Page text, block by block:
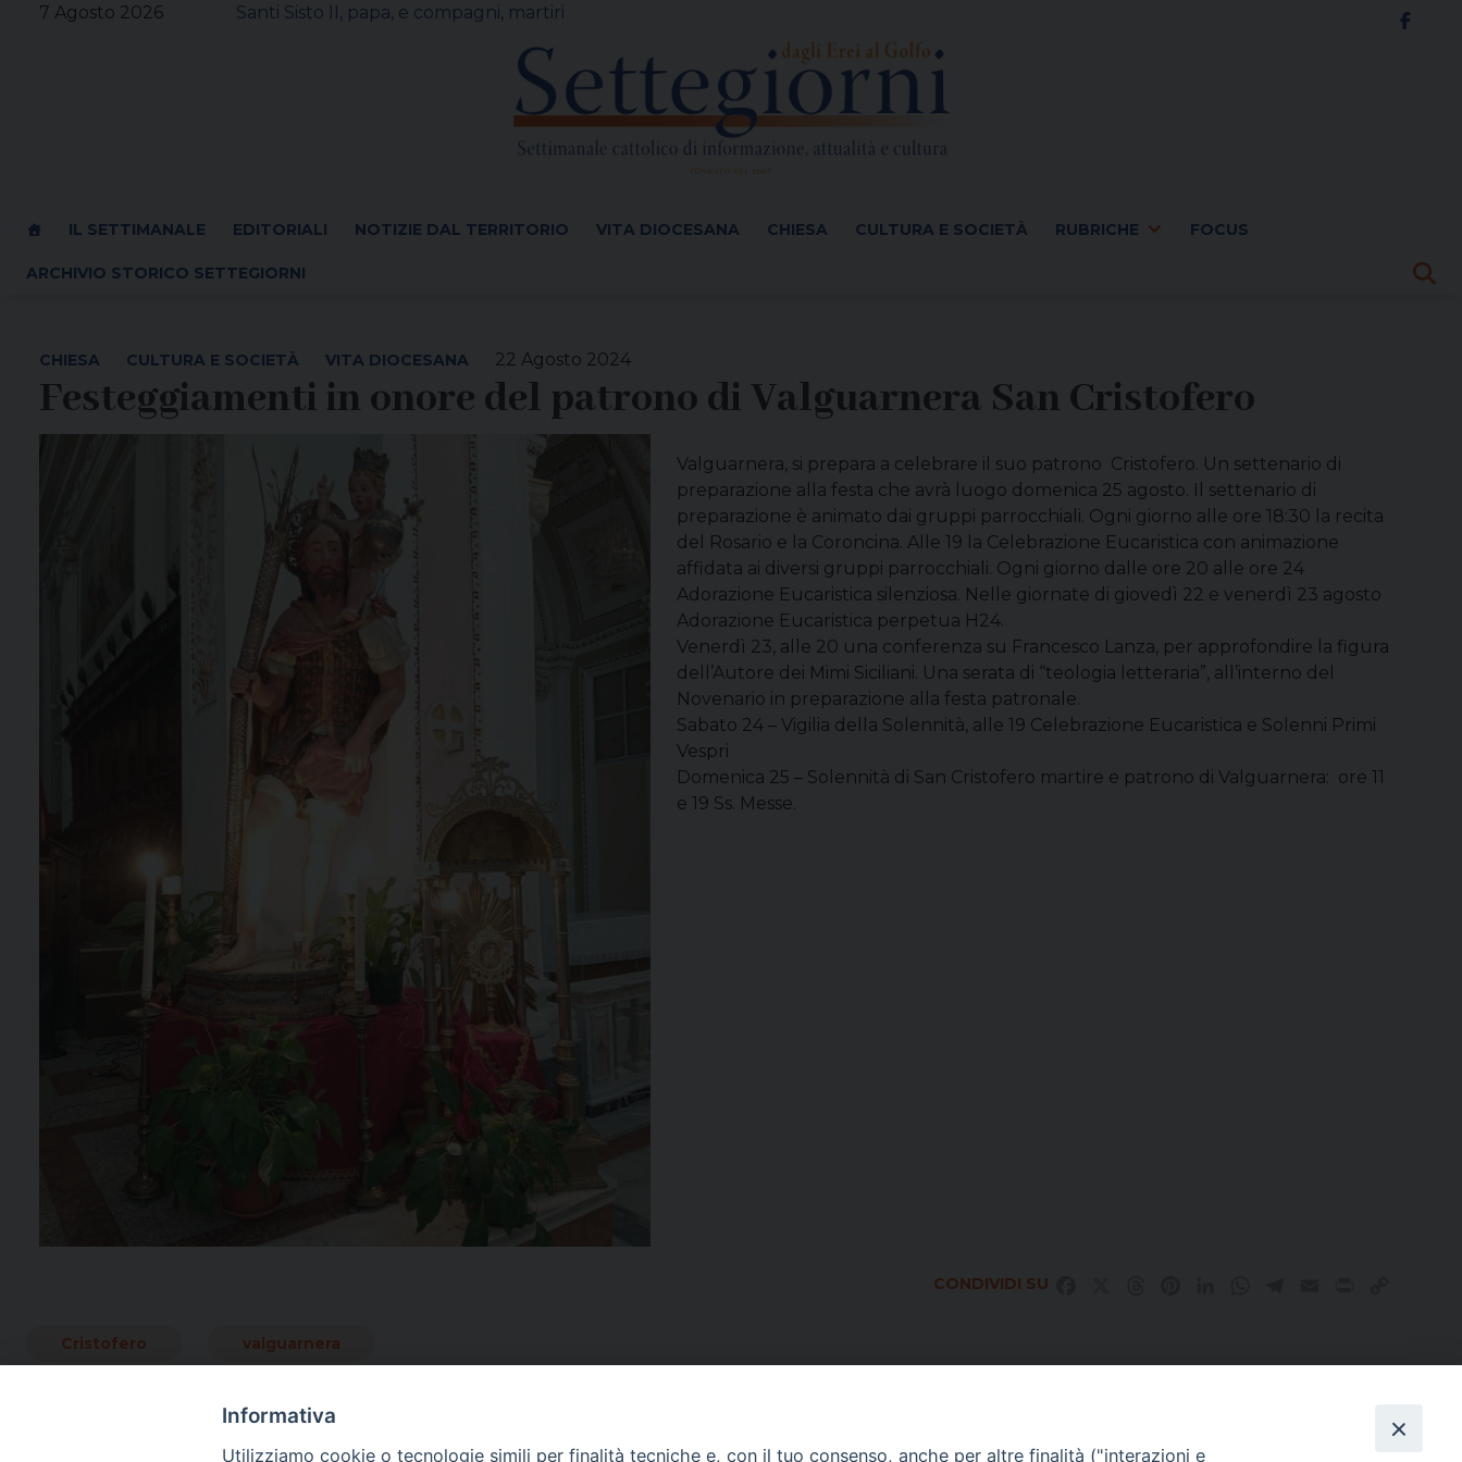
7 Agosto 2026 Santi Sisto II, papa, e compagni, martiri
IL SETTIMANALE EDITORIALI NOTIZIE DAL TERRITORIO VITA DIOCESANA CHIESA CULTURA E SOCIETÀ RUBRICHE FOCUS
ARCHIVIO STORICO SETTEGIORNI
22 Agosto 2024
CHIESA CULTURA E SOCIETÀ VITA DIOCESANA
Festeggiamenti in onore del patrono di Valguarnera San Cristofero
Valguarnera, si prepara a celebrare il suo patrono Cristofero. Un settenario di
preparazione alla festa che avrà luogo domenica 25 agosto. Il settenario di
preparazione è animato dai gruppi parrocchiali. Ogni giorno alle ore 18:30 la recita
del Rosario e la Coroncina. Alle 19 la Celebrazione Eucaristica con animazione
affidata ai diversi gruppi parrocchiali. Ogni giorno dalle ore 20 alle ore 24
Adorazione Eucaristica silenziosa. Nelle giornate di giovedì 22 e venerdì 23 agosto
Adorazione Eucaristica perpetua H24.
Venerdì 23, alle 20 una conferenza su Francesco Lanza, per approfondire la figura
dell’Autore dei Mimi Siciliani. Una serata di “teologia letteraria”, all’interno del
Novenario in preparazione alla festa patronale.
Sabato 24 – Vigilia della Solennità, alle 19 Celebrazione Eucaristica e Solenni Primi
Vespri
Domenica 25 – Solennità di San Cristofero martire e patrono di Valguarnera: ore 11
e 19 Ss. Messe.
CONDIVIDI SU
Cristofero valguarnera
Informativa
Utilizziamo cookie o tecnologie simili per finalità tecniche e, con il tuo consenso, anche per altre finalità ("interazioni e